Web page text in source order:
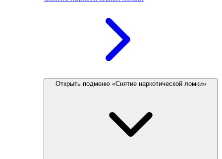
Открыть подменю «Снятие наркотической ломки»